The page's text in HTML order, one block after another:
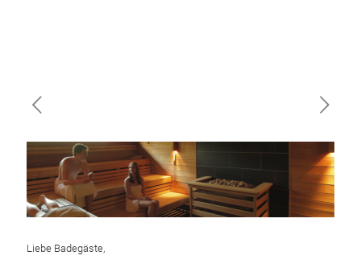
Liebe Badegäste,